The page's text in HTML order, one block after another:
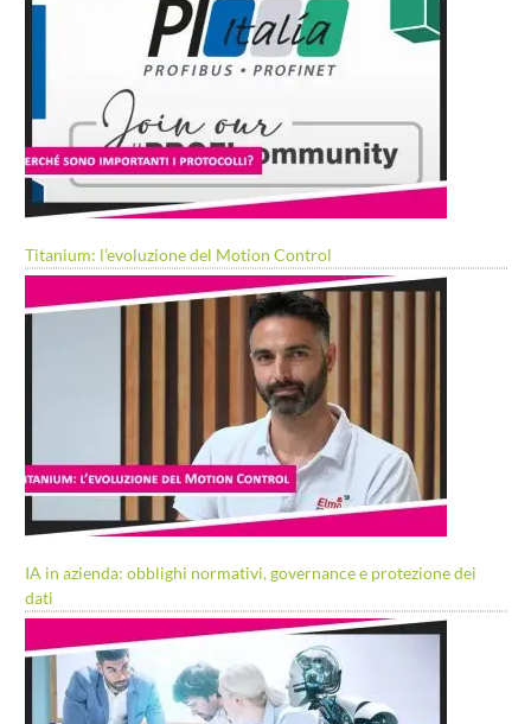
Titanium: l’evoluzione del Motion Control
IA in azienda: obblighi normativi, governance e protezione dei
dati